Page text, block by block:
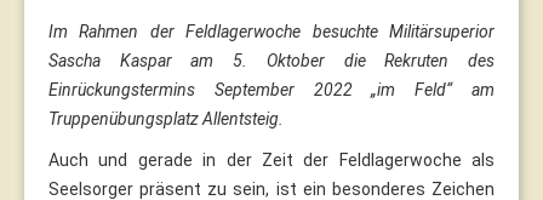
Im Rahmen der Feldlagerwoche besuchte Militärsuperior
Sascha Kaspar am 5. Oktober die Rekruten des
Einrückungstermins September 2022 „im Feld“ am
Truppenübungsplatz Allentsteig.
Auch und gerade in der Zeit der Feldlagerwoche als
Seelsorger präsent zu sein, ist ein besonderes Zeichen